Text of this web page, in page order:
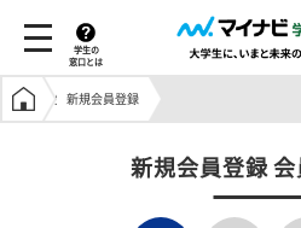
学生の
窓口とは
学生の窓口トップ
新規会員登録
新規会員登録